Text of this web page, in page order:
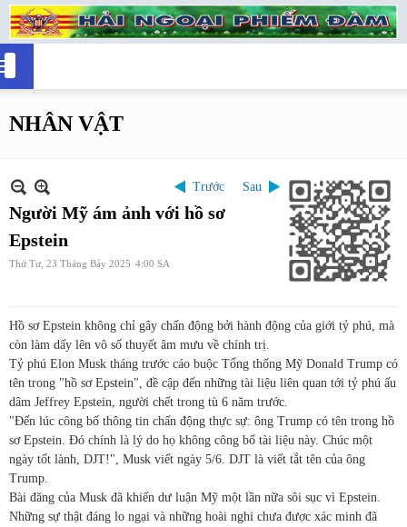
NHÂN VẬT
Trước Sau
Người Mỹ ám ảnh với hồ sơ
Epstein
Thứ Tư, 23 Tháng Bảy 2025 4:00 SA
Hồ sơ Epstein không chỉ gây chấn động bởi hành động của giới tỷ phú, mà
còn làm dấy lên vô số thuyết âm mưu về chính trị.
Tỷ phú Elon Musk tháng trước cáo buộc Tổng thống Mỹ Donald Trump có
tên trong "hồ sơ Epstein", đề cập đến những tài liệu liên quan tới tỷ phú ấu
dâm Jeffrey Epstein, người chết trong tù 6 năm trước.
"Đến lúc công bố thông tin chấn động thực sự: ông Trump có tên trong hồ
sơ Epstein. Đó chính là lý do họ không công bố tài liệu này. Chúc một
ngày tốt lành, DJT!", Musk viết ngày 5/6. DJT là viết tắt tên của ông
Trump.
Bài đăng của Musk đã khiến dư luận Mỹ một lần nữa sôi sục vì Epstein.
Những sự thật đáng lo ngại và những hoài nghi chưa được xác minh đã